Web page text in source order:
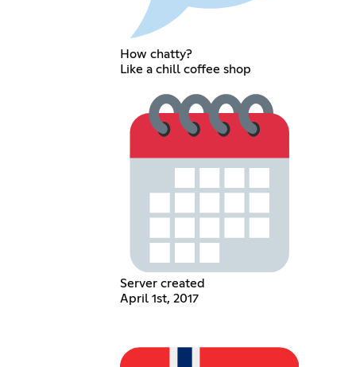
How chatty?
Like a chill coffee shop
Server created
April 1st, 2017